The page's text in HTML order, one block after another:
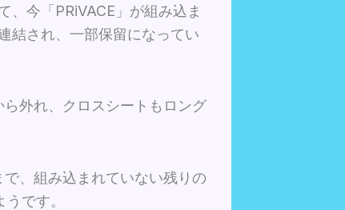
今「PRiVACE」が組み込ま
結され、一部保留になってい
外れ、クロスシートもロング
、組み込まれていない残りの
です。